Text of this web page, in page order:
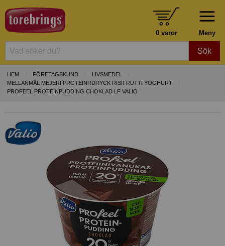
Meny
0 varor
Sök
HEM FÖRETAGSKUND
LIVSMEDEL
MELLANMÅL MEJERI PROTEINRDRYCK RISIFRUTTI YOGHURT
PROFEEL PROTEINPUDDING CHOKLAD LF VALIO